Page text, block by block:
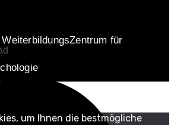
für
um Ihnen die bestmögliche